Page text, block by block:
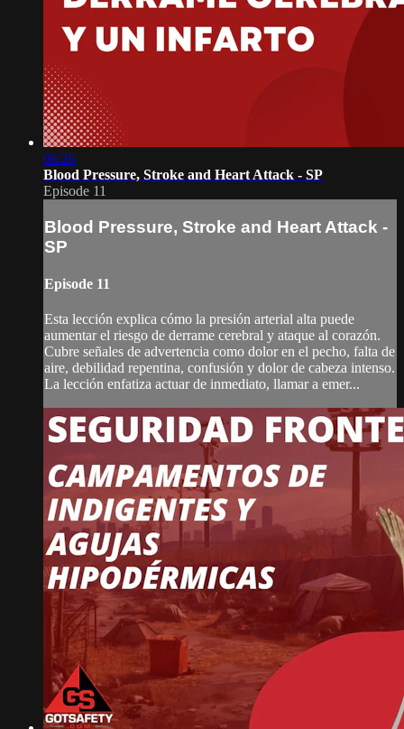
06:26
Blood Pressure, Stroke and Heart Attack - SP
Episode 11
Blood Pressure, Stroke and Heart Attack -
SP
Episode 11
Esta lección explica cómo la presión arterial alta puede
aumentar el riesgo de derrame cerebral y ataque al corazón.
Cubre señales de advertencia como dolor en el pecho, falta de
aire, debilidad repentina, confusión y dolor de cabeza intenso.
La lección enfatiza actuar de inmediato, llamar a emer...